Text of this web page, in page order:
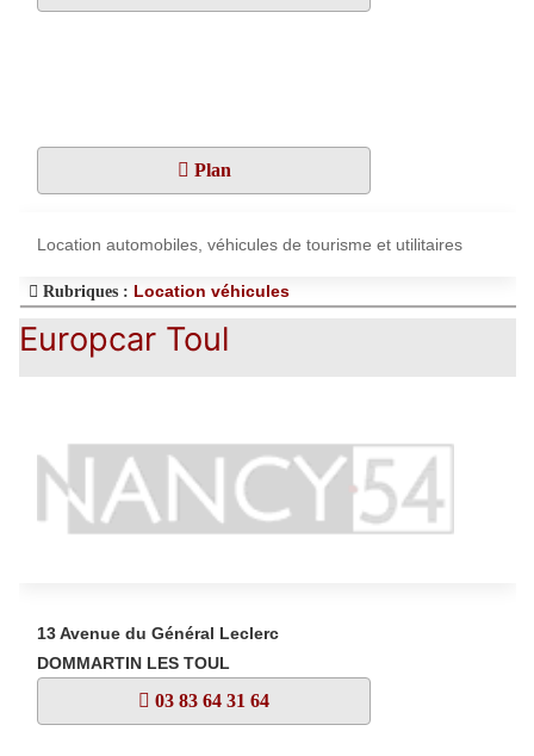
Plan
Location automobiles, véhicules de tourisme et utilitaires
Rubriques : Location véhicules
Europcar Toul
13 Avenue du Général Leclerc
DOMMARTIN LES TOUL
03 83 64 31 64